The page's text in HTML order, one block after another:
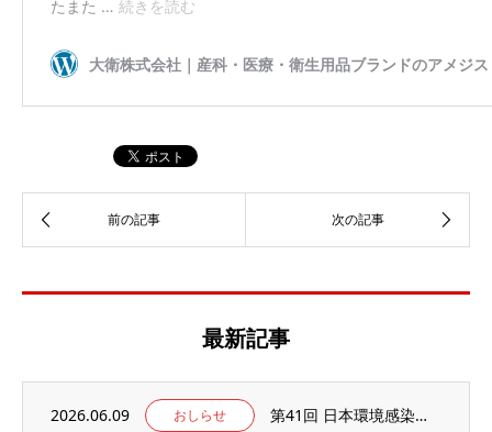
最新記事
2026.06.09 おしらせ 第41回 日本環境感染学会総会・学術集会の併設展示ブースに出展いたします。